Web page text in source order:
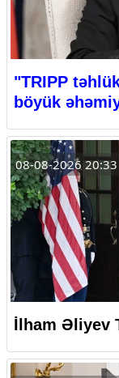
"TRIPP
böyük
08-08-2026 20:33
İlham Əliyev